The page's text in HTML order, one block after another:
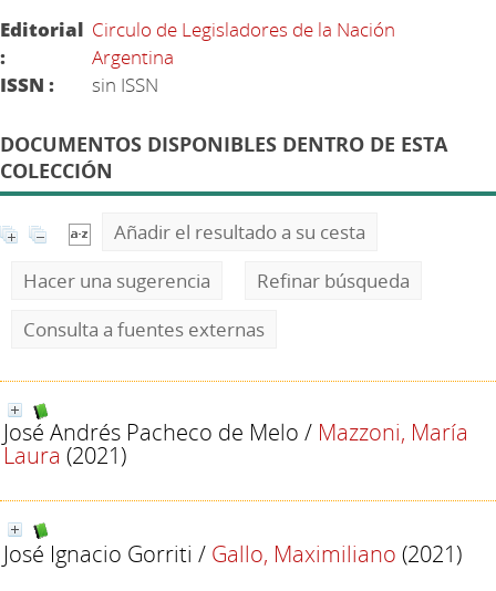
Editorial
:
Circulo de Legisladores de la Nación
Argentina
ISSN :
sin ISSN
DOCUMENTOS DISPONIBLES DENTRO DE ESTA
COLECCIÓN
Añadir el resultado a su cesta
Hacer una sugerencia
Refinar búsqueda
Consulta a fuentes externas
José Andrés Pacheco de Melo / Mazzoni, María
Laura (2021)
José Ignacio Gorriti / Gallo, Maximiliano (2021)